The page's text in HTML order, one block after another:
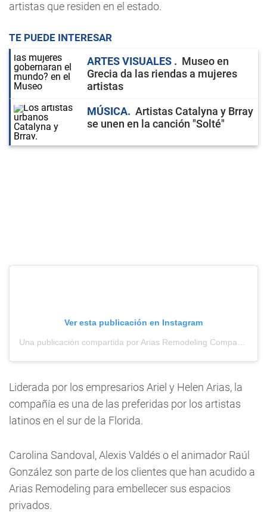
artistas que residen en el estado.
TE PUEDE INTERESAR
ARTES VISUALES
Museo en
Grecia da las riendas a mujeres
artistas
MÚSICA
Artistas Catalyna y Brray
se unen en la canción "Solté"
Ver esta publicación en Instagram
Liderada por los empresarios Ariel y Helen Arias, la
compañía es una de las preferidas por los artistas
latinos en el sur de la Florida.
Carolina Sandoval, Alexis Valdés o el animador Raúl
González son parte de los clientes que han acudido a
Arias Remodeling para embellecer sus espacios
privados.